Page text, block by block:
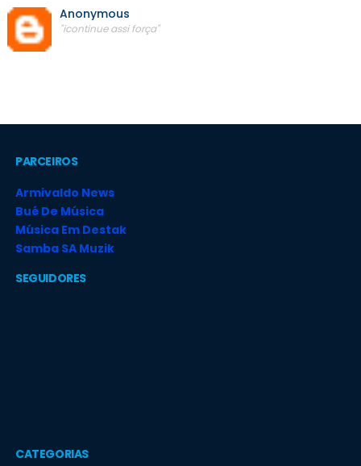
Anonymous
"icontinue assi força"
PARCEIROS
Armivaldo News
Bué De Música
Música Em Destak
Samba SA Muzik
SEGUIDORES
CATEGORIAS